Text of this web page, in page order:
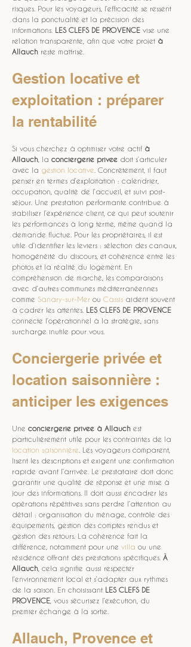
risques. Pour les voyageurs, l’efficacité se ressent
dans la ponctualité et la précision des
informations. LES CLEFS DE PROVENCE vise une
relation transparente, afin que votre projet à
Allauch reste maîtrisé.
Gestion locative et
exploitation : préparer
la rentabilité
Si vous cherchez à optimiser votre actif à
Allauch , la conciergerie privee doit s’articuler
avec la gestion locative . Concrètement, il faut
penser en termes d’exploitation : calendrier,
occupation, qualité de l’accueil, et suivi post-
séjour. Une prestation performante contribue à
stabiliser l’expérience client, ce qui peut soutenir
les performances à long terme, même quand la
demande fluctue. Pour les propriétaires, il est
utile d’identifier les leviers : sélection des canaux,
homogénéité du discours, et cohérence entre les
photos et la réalité du logement. En
compréhension de marché, les comparaisons
avec d’autres communes méditerranéennes
comme Sanary-sur-Mer ou Cassis aident souvent
à cadrer les attentes. LES CLEFS DE PROVENCE
connecte l’opérationnel à la stratégie, sans
surcharge inutile pour vous.
Conciergerie privée et
location saisonnière :
anticiper les exigences
Une conciergerie privee à Allauch est
particulièrement utile pour les contraintes de la
location saisonnière . Les voyageurs comparent,
lisent les descriptions et exigent une confirmation
rapide avant l’arrivée. Le prestataire doit donc
garantir une qualité de réponse et une mise à
jour des informations. Il doit aussi encadrer les
opérations répétitives sans perdre l’attention au
détail : organisation du ménage, contrôle des
équipements, gestion des comptes rendus et
gestion des retours. La cohérence fait la
différence, notamment pour une villa ou une
résidence offrant des prestations spécifiques. À
Allauch , cela signifie aussi respecter
l’environnement local et s’adapter aux rythmes
de la saison. En choisissant LES CLEFS DE
PROVENCE , vous sécurisez l’exécution, du
premier échange à la sortie.
Allauch, Provence et